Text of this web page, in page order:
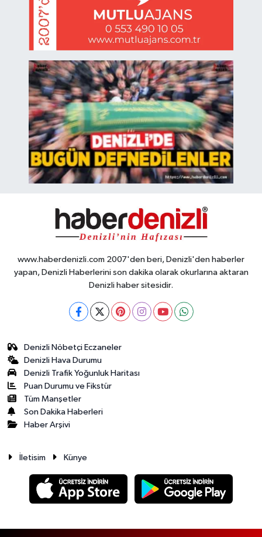
www.haberdenizli.com 2007'den beri, Denizli'den haberler
yapan, Denizli Haberlerini son dakika olarak okurlarına aktaran
Denizli haber sitesidir.
Denizli Nöbetçi Eczaneler
Denizli Hava Durumu
Denizli Trafik Yoğunluk Haritası
Puan Durumu ve Fikstür
Tüm Manşetler
Son Dakika Haberleri
Haber Arşivi
İletisim Künye